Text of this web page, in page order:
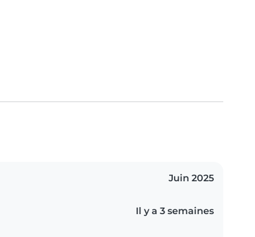
Juin 2025
Il y a 3 semaines